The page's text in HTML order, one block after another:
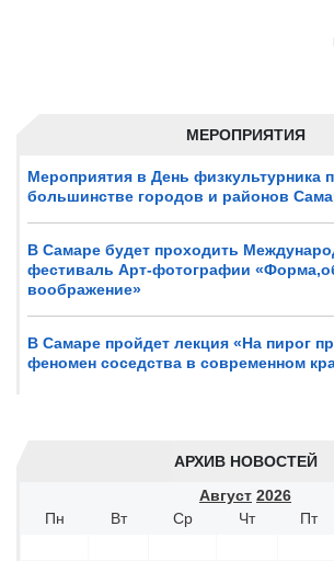
МЕРОПРИЯТИЯ
Мероприятия в День физкультурника
большинстве городов и районов
В Самаре будет проходить
фестиваль Арт-фотографии
воображение»
В Самаре пройдет лекция «На пирог
феномен соседства в современном
АРХИВ НОВОСТЕЙ
Август 2026
Пн
Вт Ср Чт Пт